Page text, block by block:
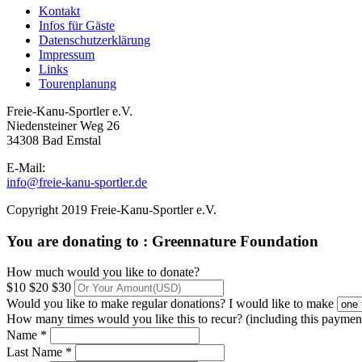
Kontakt
Infos für Gäste
Datenschutzerklärung
Impressum
Links
Tourenplanung
Freie-Kanu-Sportler e.V.
Niedensteiner Weg 26
34308 Bad Emstal
E-Mail:
info@freie-kanu-sportler.de
Copyright 2019 Freie-Kanu-Sportler e.V.
You are donating to : Greennature Foundation
How much would you like to donate?
$10 $20 $30
Would you like to make regular donations? I would like to make
How many times would you like this to recur? (including this
Name *
Last Name *